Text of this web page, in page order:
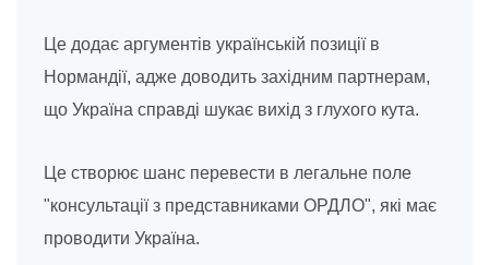
Це додає аргументів українській позиції в
Нормандії, адже доводить західним партнерам,
що Україна справді шукає вихід з глухого кута.
Це створює шанс перевести в легальне поле
"консультації з представниками ОРДЛО", які має
проводити Україна.